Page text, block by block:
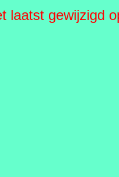
laatst gewijzigd